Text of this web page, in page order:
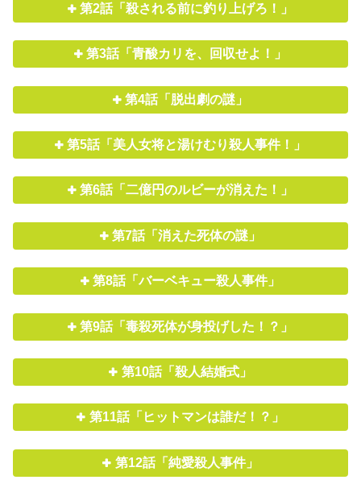
第2話「殺される前に釣り上げろ！」
第3話「青酸カリを、回収せよ！」
第4話「脱出劇の謎」
第5話「美人女将と湯けむり殺人事件！」
第6話「二億円のルビーが消えた！」
第7話「消えた死体の謎」
第8話「バーベキュー殺人事件」
第9話「毒殺死体が身投げした！？」
第10話「殺人結婚式」
第11話「ヒットマンは誰だ！？」
第12話「純愛殺人事件」